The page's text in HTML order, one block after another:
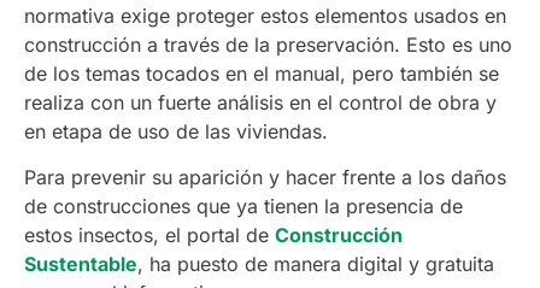
normativa exige proteger estos elementos usados en
construcción a través de la preservación. Esto es uno
de los temas tocados en el manual, pero también se
realiza con un fuerte análisis en el control de obra y
en etapa de uso de las viviendas.
Para prevenir su aparición y hacer frente a los daños
de construcciones que ya tienen la presencia de
estos insectos, el portal de Construcción
Sustentable, ha puesto de manera digital y gratuita